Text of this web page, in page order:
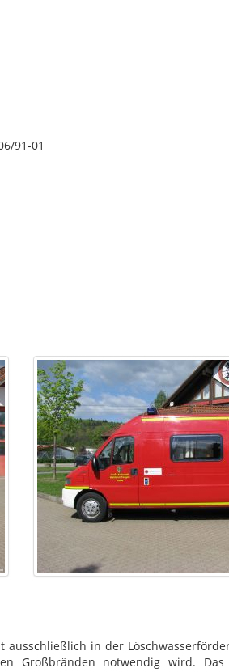
91-01
ausschließlich in der
Großbränden notwendig wird.